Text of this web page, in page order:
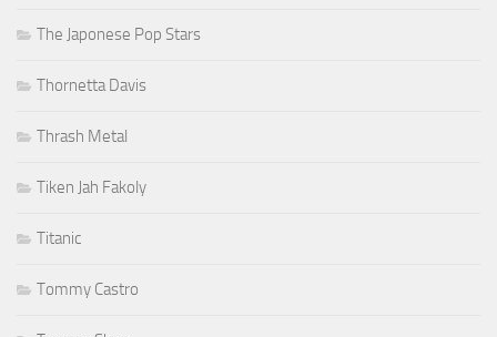
The Japonese Pop Stars
Thornetta Davis
Thrash Metal
Tiken Jah Fakoly
Titanic
Tommy Castro